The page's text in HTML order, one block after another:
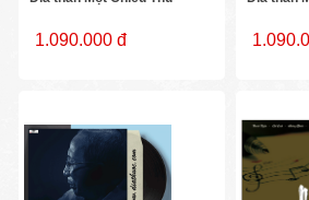
1.090.000 đ